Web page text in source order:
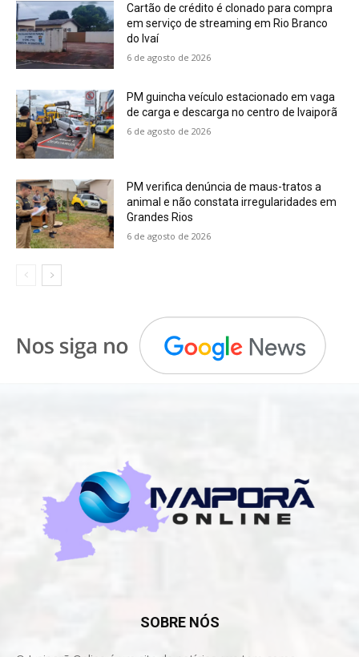
Cartão de crédito é clonado para compra
em serviço de streaming em Rio Branco
do Ivaí
6 de agosto de 2026
PM guincha veículo estacionado em vaga
de carga e descarga no centro de Ivaiporã
6 de agosto de 2026
PM verifica denúncia de maus-tratos a
animal e não constata irregularidades em
Grandes Rios
6 de agosto de 2026
SOBRE NÓS